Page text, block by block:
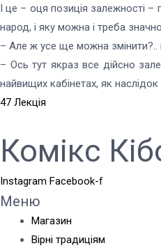
І це – оця позиція залежності
народ, і яку можна і треба
– Але ж усе ще можна змінити?..
– Ось тут якраз все дійсно
найвищих кабінетах, як
47 Лекція
Комікс
Instagram Facebook-f
Меню
Магазин
Вірні традиціям